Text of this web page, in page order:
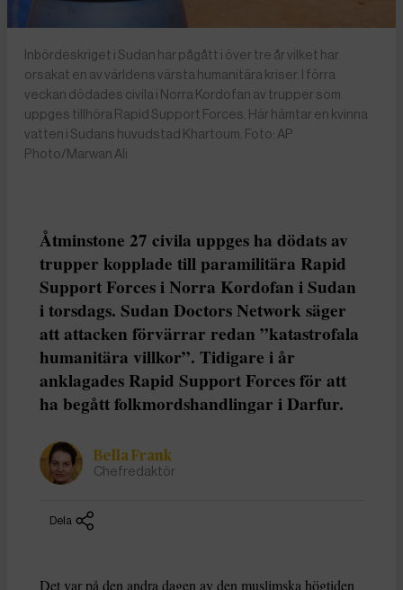
Inbördeskriget i Sudan har pågått i över tre år vilket har
orsakat en av världens värsta humanitära kriser. I förra
veckan dödades civila i Norra Kordofan av trupper som
uppges tillhöra Rapid Support Forces. Här hämtar en kvinna
vatten i Sudans huvudstad Khartoum. Foto: AP
Photo/Marwan Ali
Åtminstone 27 civila uppges ha dödats av
trupper kopplade till paramilitära Rapid
Support Forces i Norra Kordofan i Sudan
i torsdags. Sudan Doctors Network säger
att attacken förvärrar redan ”katastrofala
humanitära villkor”. Tidigare i år
anklagades Rapid Support Forces för att
ha begått folkmordshandlingar i Darfur.
Bella Frank
Chefredaktör
Dela
Det var på den andra dagen av den muslimska högtiden